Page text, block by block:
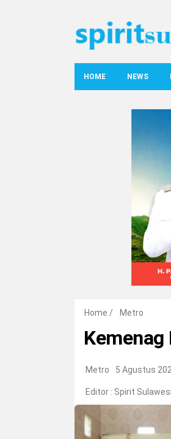
HOME NEWS
Home / Metro
Metro 5 Agustus
Editor : Spirit Sulawesi